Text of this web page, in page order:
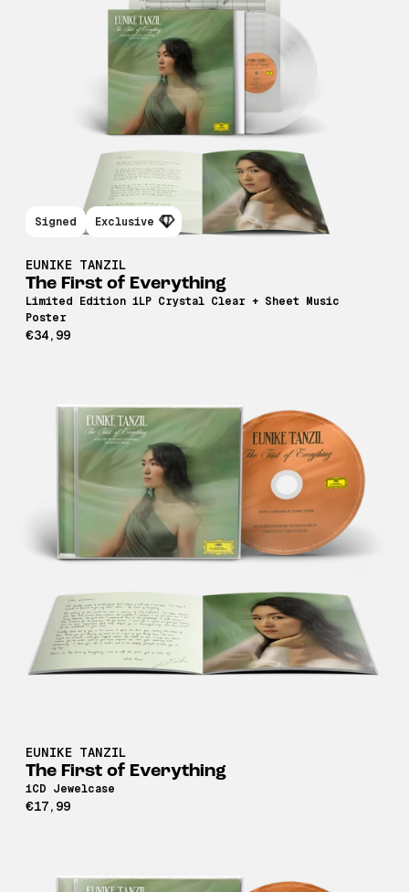
Signed Exclusive
EUNIKE TANZIL
The First of Everything
Limited Edition 1LP Crystal Clear + Sheet Music
Poster
€34,99
EUNIKE TANZIL
The First of Everything
1CD Jewelcase
€17,99